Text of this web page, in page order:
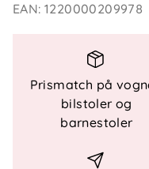
bærer. Seks
privatliv og
rengjøre og kan
Spesielle funksjoner
Ergonomisk i
EAN:1220000209978
Prismatch på
bilstoler og
barnestoler